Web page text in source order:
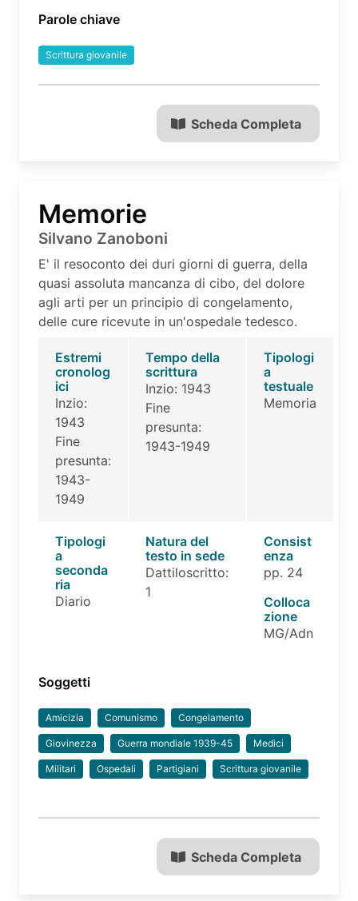
Parole chiave
Scrittura giovanile
Scheda Completa
Memorie
Silvano Zanoboni
E' il resoconto dei duri giorni di guerra, della
quasi assoluta mancanza di cibo, del dolore
agli arti per un principio di congelamento,
delle cure ricevute in un'ospedale tedesco.
Estremi
cronolog
ici
Inzio:
1943
Fine
presunta:
1943-
1949
Tempo della
scrittura
Inzio: 1943
Fine
presunta:
1943-1949
Tipologi
a
testuale
Memoria
Tipologi
a
seconda
ria
Diario
Natura del
testo in sede
Dattiloscritto:
1
Consist
enza
pp. 24
Colloca
zione
MG/Adn
Soggetti
Amicizia Comunismo Congelamento
Giovinezza Guerra mondiale 1939-45 Medici
Militari Ospedali Partigiani Scrittura giovanile
Scheda Completa